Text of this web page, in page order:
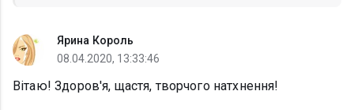
Ярина Король
08.04.2020, 13:33:46
Вітаю! Здоров'я, щастя, творчого натхнення!